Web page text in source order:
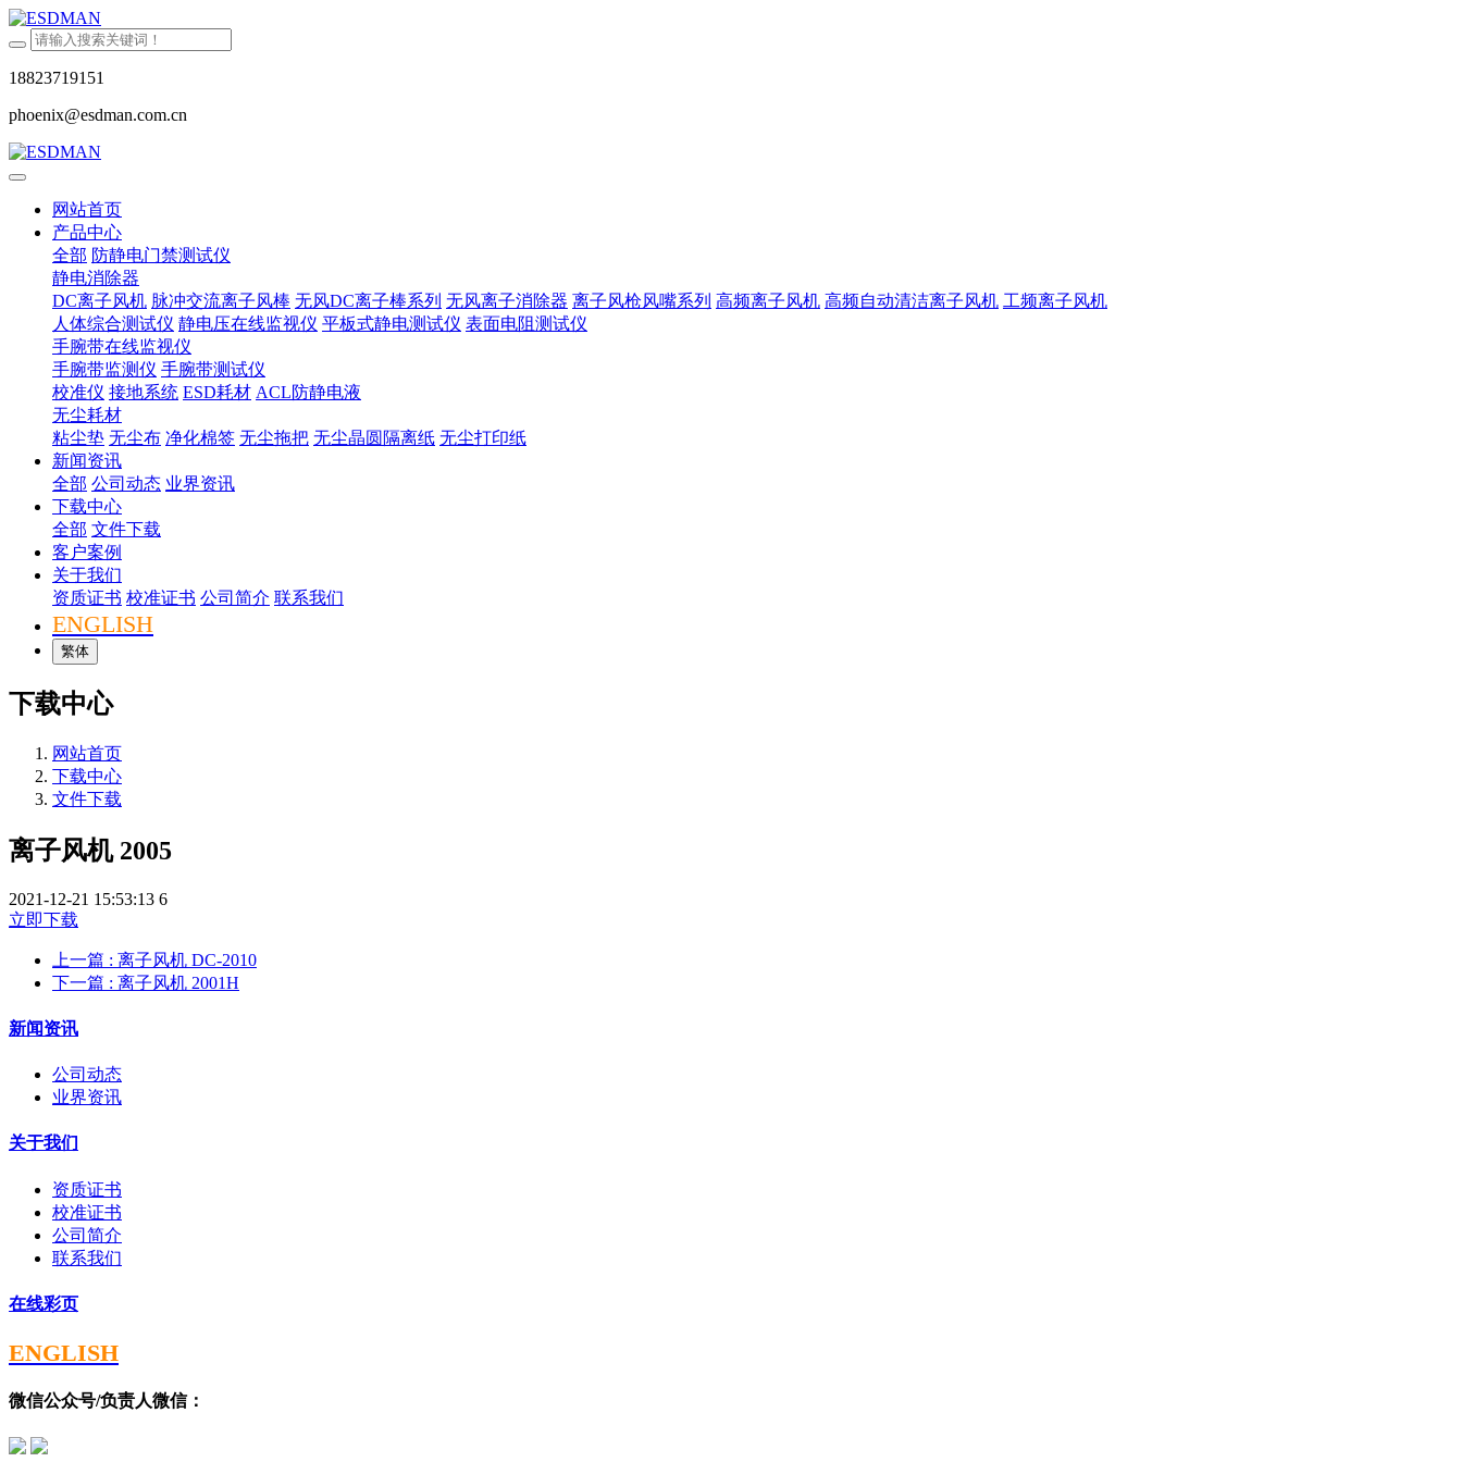
18823719151
phoenix@esdman.com.cn
网站首页
产品中心
全部 防静电门禁测试仪
静电消除器
DC离子风机 脉冲交流离子风棒 无风DC离子棒系列 无风离子消除器 离子风枪风嘴系列 高频离子风机 高频自动清洁离子风机 工频离子风机
人体综合测试仪 静电压在线监视仪 平板式静电测试仪 表面电阻测试仪
手腕带在线监视仪
手腕带监测仪 手腕带测试仪
校准仪 接地系统 ESD耗材 ACL防静电液
无尘耗材
粘尘垫 无尘布 净化棉签 无尘拖把 无尘晶圆隔离纸 无尘打印纸
新闻资讯
全部 公司动态 业界资讯
下载中心
全部 文件下载
客户案例
关于我们
资质证书 校准证书 公司简介 联系我们
ENGLISH
繁体
下载中心
网站首页
下载中心
文件下载
离子风机 2005
2021-12-21 15:53:13 6
立即下载
上一篇 : 离子风机 DC-2010
下一篇 : 离子风机 2001H
新闻资讯
公司动态
业界资讯
关于我们
资质证书
校准证书
公司简介
联系我们
在线彩页
ENGLISH
微信公众号/负责人微信：